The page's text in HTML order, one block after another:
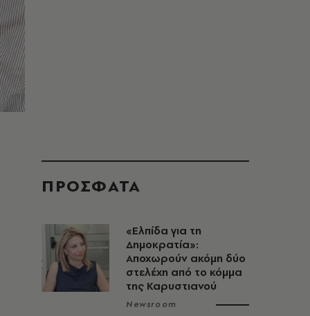
ΠΡΟΣΦΑΤΑ
«Ελπίδα για τη
Δημοκρατία»:
Αποχωρούν ακόμη δύο
στελέχη από το κόμμα
της Καρυστιανού
Newsroom